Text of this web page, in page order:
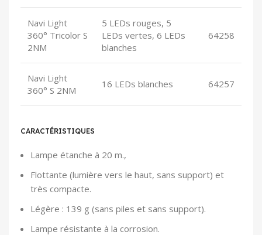
Navi Light
360° Tricolor S
2NM
5 LEDs rouges, 5
LEDs vertes, 6 LEDs
blanches
64258
Navi Light
360° S 2NM
16 LEDs blanches 64257
CARACTÉRISTIQUES
Lampe étanche à 20 m.,
Flottante (lumière vers le haut, sans support) et
très compacte.
Légère : 139 g (sans piles et sans support).
Lampe résistante à la corrosion.